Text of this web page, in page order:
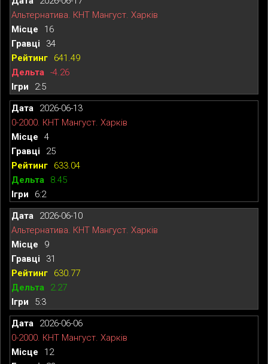
Альтернатива. КНТ Мангуст. Харків
16
34
641.49
-4.26
2:5
2026-06-13
0-2000. КНТ Мангуст. Харків
4
25
633.04
8.45
6:2
2026-06-10
Альтернатива. КНТ Мангуст. Харків
9
31
630.77
2.27
5:3
2026-06-06
0-2000. КНТ Мангуст. Харків
12